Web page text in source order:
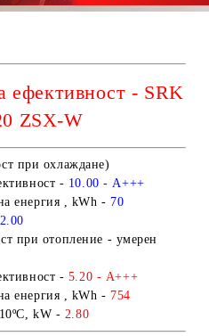
ефективност - SRK
ZSX-W
при охлаждане)
- 10.00 - A+++
енергия , kWh - 70
2.00
при отопление - умерен
- 5.20 - A+++
енергия , kWh - 754
ºC, kW - 2.80